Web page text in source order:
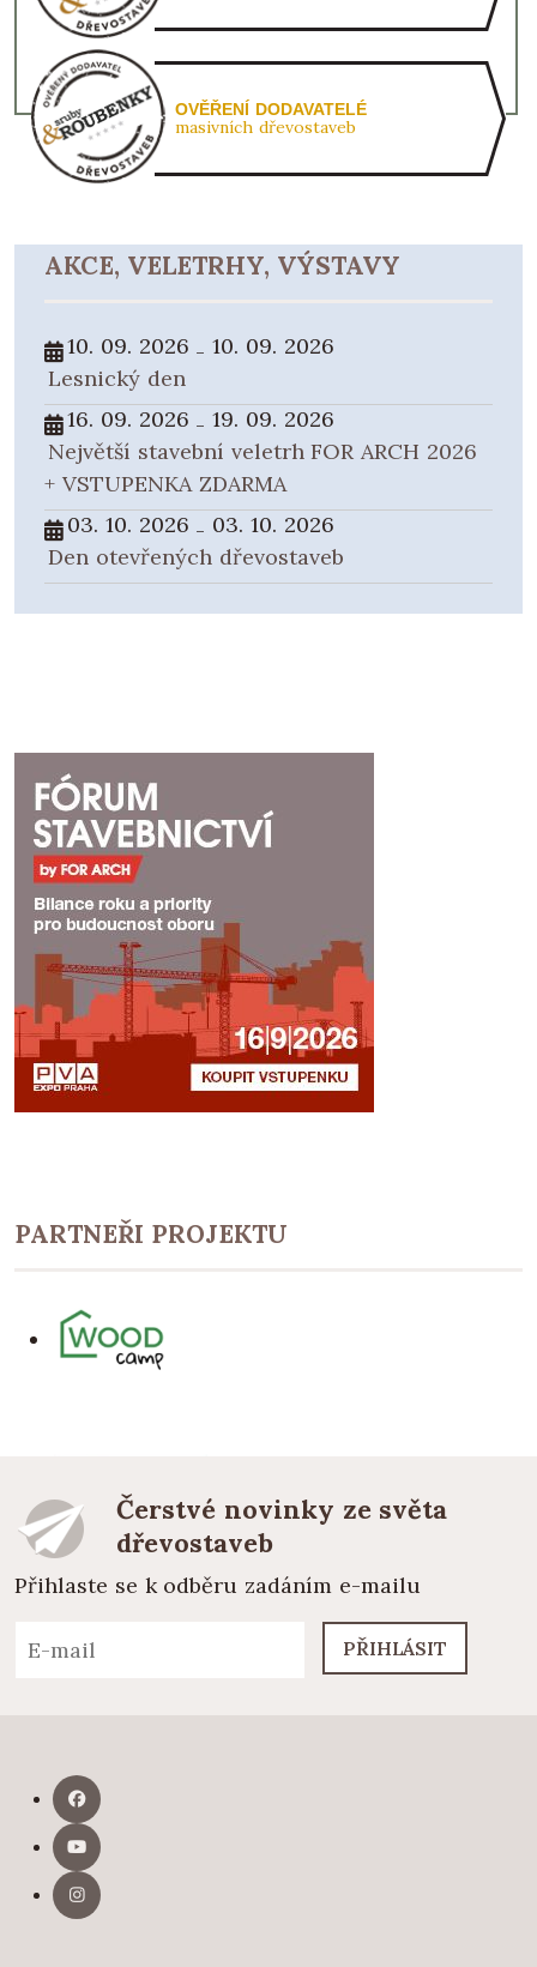
OVĚŘENÍ DODAVATELÉ
masivních dřevostaveb
AKCE, VELETRHY, VÝSTAVY
10. 09. 2026 -10. 09. 2026
Lesnický den
16. 09. 2026 -19. 09. 2026
Největší stavební veletrh FOR ARCH 2026
+ VSTUPENKA ZDARMA
03. 10. 2026 - 03. 10. 2026
Den otevřených dřevostaveb
PARTNEŘI PROJEKTU
Čerstvé novinky ze světa
dřevostaveb
Přihlaste se k odběru zadáním e-mailu
PŘIHLÁSIT